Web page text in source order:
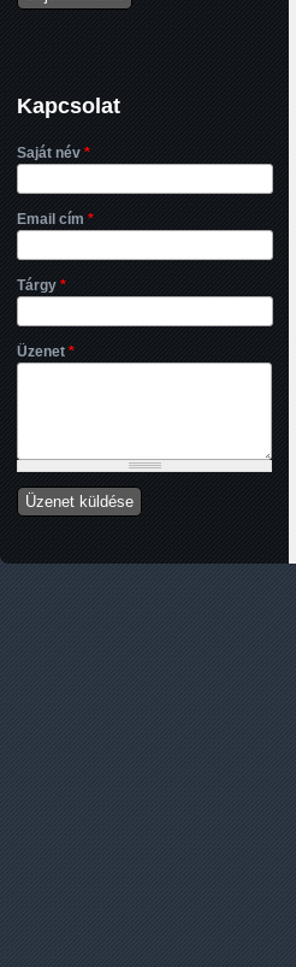
Kapcsolat
Saját név *
Email cím *
Tárgy *
Üzenet *